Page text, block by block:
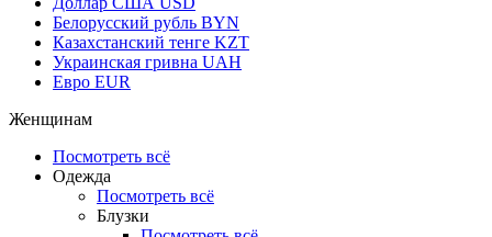
Белорусский рубль BYN
Казахстанский тенге KZT
Украинская гривна UAH
Евро EUR
Женщинам
Посмотреть всё
Одежда
Посмотреть всё
Блузки